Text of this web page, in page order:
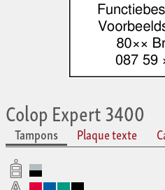
Colop Expert 3400
Tampons Plaque texte